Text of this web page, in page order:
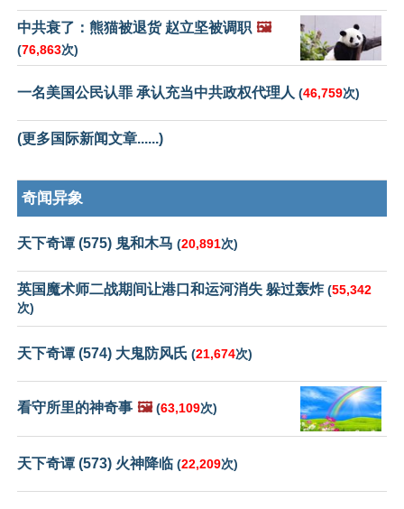
中共衰了：熊猫被退货 赵立坚被调职 🖼️
(76,863次)
一名美国公民认罪 承认充当中共政权代理人 (46,759次)
(更多国际新闻文章......)
奇闻异象
天下奇谭 (575) 鬼和木马 (20,891次)
英国魔术师二战期间让港口和运河消失 躲过轰炸(55,342
次)
天下奇谭 (574) 大鬼防风氏 (21,674次)
看守所里的神奇事 🖼️ (63,109次)
天下奇谭 (573) 火神降临 (22,209次)